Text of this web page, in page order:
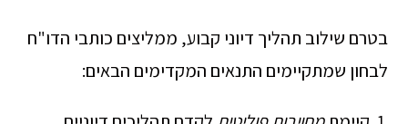
בטרם שילוב תהליך דיוני קבוע, ממליצים כותבי הדו"ח
לבחון שמתקיימים התנאים המקדימים הבאים: